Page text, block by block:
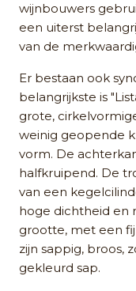
wijnbouwers
een uiterst
van de
Er bestaan ook
belangrijkste is
grote,
weinig geopende
vorm. De
halfkruipend. De
van een
hoge dichtheid en
grootte, met een
zijn sappig, broos,
gekleurd sap.